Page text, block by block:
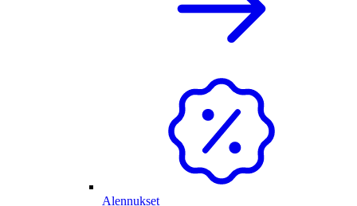
Alennukset